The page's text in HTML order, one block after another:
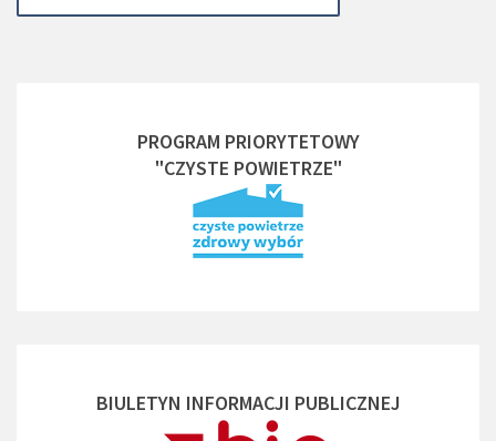
PROGRAM PRIORYTETOWY
"CZYSTE POWIETRZE"
BIULETYN INFORMACJI PUBLICZNEJ